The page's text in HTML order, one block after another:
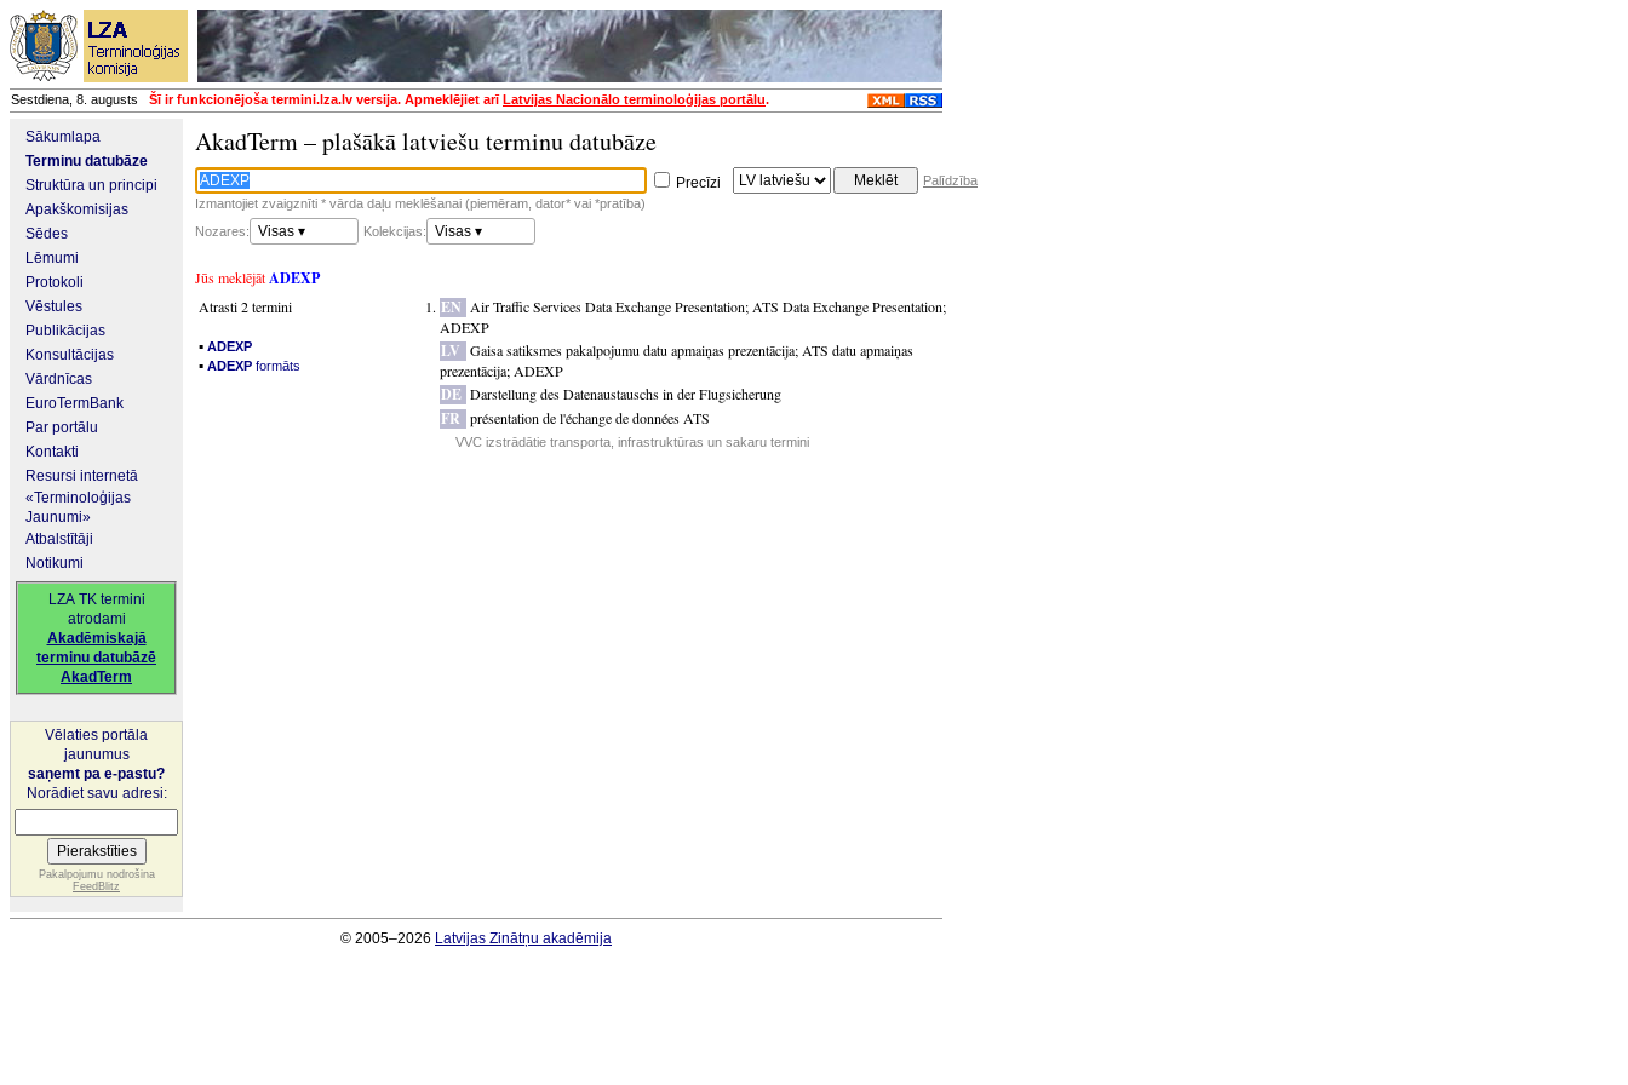
Sestdiena, 8. augusts Šī ir funkcionējoša termini.lza.lv versija. Apmeklējiet arīLatvijas Nacionālo terminoloģijas portālu.
Sākumlapa
Terminu datubāze
Struktūra un principi
Apakškomisijas
Sēdes
Lēmumi
Protokoli
Vēstules
Publikācijas
Konsultācijas
Vārdnīcas
EuroTermBank
Par portālu
Kontakti
Resursi internetā
«Terminoloģijas
Jaunumi»
Atbalstītāji
Notikumi
LZA TK termini
atrodami
Akadēmiskajā
terminu datubāzē
AkadTerm
Vēlaties portāla
jaunumus
saņemt pa e-pastu?
Norādiet savu adresi:
Pakalpojumu nodrošina
FeedBlitz
AkadTerm – plašākā latviešu terminu datubāze
Precīzi
Palīdzība
Izmantojiet zvaigznīti * vārda daļu meklēšanai (piemēram, dator* vai *pratība)
Nozares:
Visas ▾ Kolekcijas: Visas ▾
Jūs meklējātADEXP
Atrasti 2 termini
▪ ADEXP
▪ ADEXP formāts
EN Air Traffic Services Data Exchange Presentation; ATS Data Exchange Presentation;
ADEXP
LV Gaisa satiksmes pakalpojumu datu apmaiņas prezentācija; ATS datu apmaiņas
prezentācija; ADEXP
DE Darstellung des Datenaustauschs in der Flugsicherung
FR présentation de l'échange de données ATS
VVC izstrādātie transporta, infrastruktūras un sakaru termini
© 2005–2026 Latvijas Zinātņu akadēmija